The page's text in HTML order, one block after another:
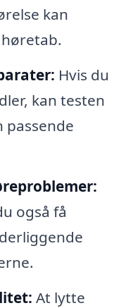
kan
Hvis du
kan testen
passende
også få
At lytte